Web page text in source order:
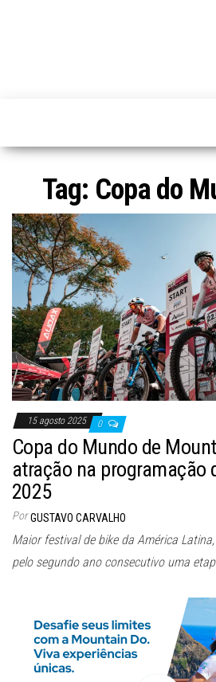
Tag: Copa do
15 agosto 2025 0
Copa do Mundo de
atração na programação
2025
Por GUSTAVO CARVALHO
Maior festival de bike da América
pelo segundo ano consecutivo uma